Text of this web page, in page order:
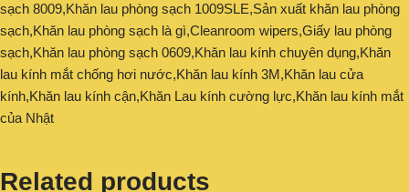
sạch 8009,Khăn lau phòng sạch 1009SLE,Sản xuất khăn lau phòng
sạch,Khăn lau phòng sạch là gì,Cleanroom wipers,Giấy lau phòng
sạch,Khăn lau phòng sạch 0609,Khăn lau kính chuyên dụng,Khăn
lau kính mắt chống hơi nước,Khăn lau kính 3M,Khăn lau cửa
kính,Khăn lau kính cận,Khăn Lau kính cường lực,Khăn lau kính mắt
của Nhật
Related products